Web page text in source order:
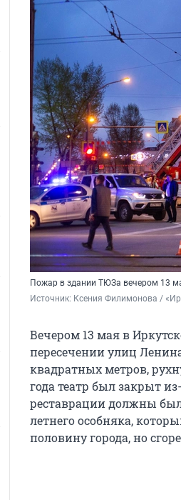
Пожар в здании ТЮЗа вечером 13
Источник: Ксения Филимонова /
Вечером 13 мая в
пересечении улиц
квадратных метров,
года театр был закрыт
реставрации должны
летнего особняка,
половину города, но